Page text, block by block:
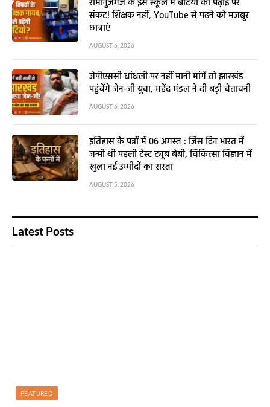
रामानुजगंज के इस स्कूल में बेटियों की पढ़ाई पर
संकट! शिक्षक नहीं, YouTube से पढ़ने को मजबूर
छात्राएं
AUGUST 6, 2026
जेपीएससी धांधली पर नहीं मानी मांगें तो झारखंड
पहुंचेंगे जेन-जी युवा, महेंद्र मंडल ने दी बड़ी चेतावनी
AUGUST 6, 2026
इतिहास के पन्नों में 06 अगस्त : जिस दिन भारत में
जन्मी थी पहली टेस्ट ट्यूब बेबी, चिकित्सा विज्ञान में
खुला नई उम्मीदों का रास्ता
AUGUST 5, 2026
Latest Posts
FEATURED